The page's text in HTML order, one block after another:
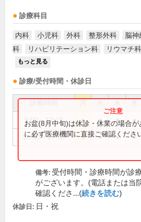
診療科目
内科 小児科 外科 整形外科 脳
科
リハビリテーション科 リウマチ科
もっと見る
診療/受付時間・休診日
9:00～12:15 ● ● ● ●
14:00～17:00 ● ● ● ●
お盆(8月中旬)は休診・休業の場合
に必ず医療機関に直接ご確認くださ
備考: 受付時間・診療時間が診
がございます。(電話または当
確認くださ...(続きを読む)
休診日: 日・祝